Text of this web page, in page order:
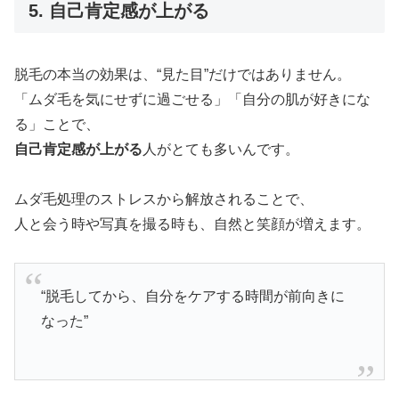
5. 自己肯定感が上がる
脱毛の本当の効果は、“見た目”だけではありません。
「ムダ毛を気にせずに過ごせる」「自分の肌が好きにな
る」ことで、
自己肯定感が上がる 人がとても多いんです。
ムダ毛処理のストレスから解放されることで、
人と会う時や写真を撮る時も、自然と笑顔が増えます。
“脱毛してから、自分をケアする時間が前向きに
なった”